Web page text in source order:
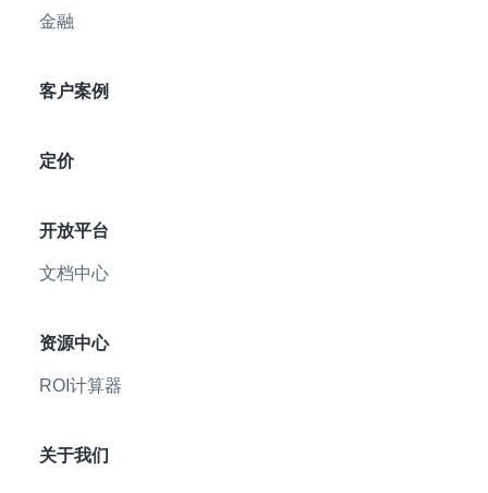
金融
客户案例
定价
开放平台
文档中心
资源中心
ROI计算器
关于我们